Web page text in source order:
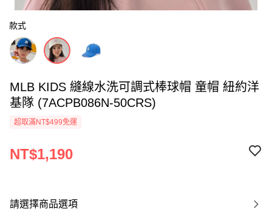
款式
MLB KIDS 縫線水洗可調式棒球帽 童帽 紐約洋
基隊 (7ACPB086N-50CRS)
超取滿NT$499免運
NT$1,190
請選擇商品選項